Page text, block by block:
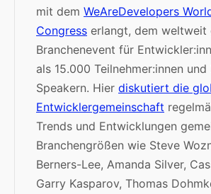
mit dem WeAreDevelopers
Congress erlangt, dem weltweit
Branchenevent für
als 15.000 Teilnehmer:innen und
Speakern. Hier diskutiert die
Entwicklergemeinschaft
Trends und Entwicklungen
Branchengrößen wie Steve
Berners-Lee, Amanda Silver,
Garry Kasparov, Thomas